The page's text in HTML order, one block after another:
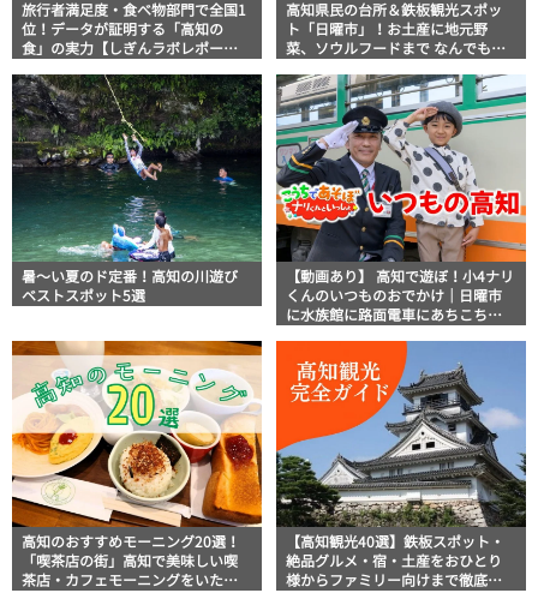
旅行者満足度・食べ物部門で全国1
位！データが証明する「高知の
食」の実力【しぎんラボレポー
高知県民の台所＆鉄板観光スポッ
ト「日曜市」！お土産に地元野
菜、ソウルフードまで なんでもそ
説！
暑～い夏のド定番！高知の川遊び
ベストスポット5選
【動画あり】 高知で遊ぼ！小4ナリ
くんのいつものおでかけ｜日曜市
に水族館に路面電車にあちこち巡
高知のおすすめモーニング20選！
「喫茶店の街」高知で美味しい喫
茶店・カフェモーニングをいただ
【高知観光40選】鉄板スポット・
絶品グルメ・宿・土産をおひとり
様からファミリー向けまで徹底解